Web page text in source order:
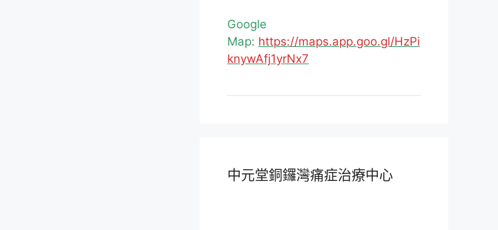
Google
Map: https://maps.app.goo.gl/HzPi
knywAfj1yrNx7
中元堂銅鑼灣痛症治療中心